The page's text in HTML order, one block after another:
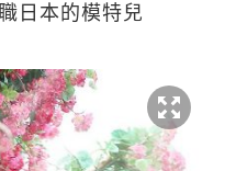
日本的模特兒